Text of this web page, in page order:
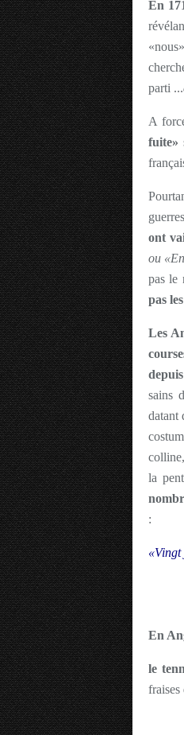
En
parti ...
A
fuite»
ont
ou
pas le
pas
Les
sains
datant
la
:
«Vingt
En
le
fraises